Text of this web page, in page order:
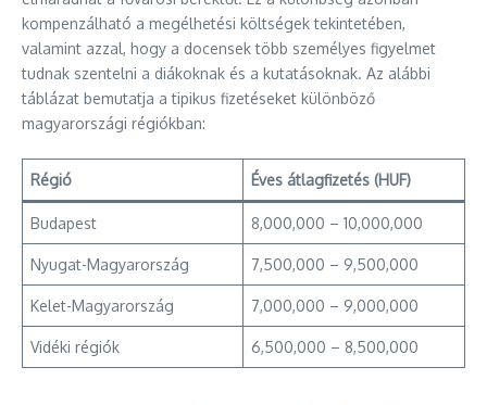
kompenzálható a megélhetési költségek tekintetében,
valamint azzal, hogy a docensek több személyes figyelmet
tudnak szentelni a diákoknak és a kutatásoknak. Az alábbi
táblázat bemutatja a tipikus fizetéseket különböző
magyarországi régiókban:
Régió Éves átlagfizetés (HUF)
Budapest 8,000,000 – 10,000,000
Nyugat-Magyarország 7,500,000 – 9,500,000
Kelet-Magyarország 7,000,000 – 9,000,000
Vidéki régiók 6,500,000 – 8,500,000